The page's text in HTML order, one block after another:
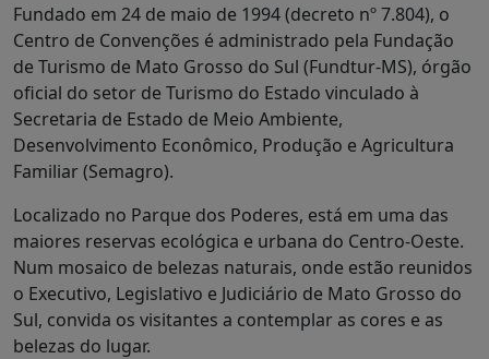
Fundado em 24 de maio de 1994 (decreto nº 7.804), o
Centro de Convenções é administrado pela Fundação
de Turismo de Mato Grosso do Sul (Fundtur-MS), órgão
oficial do setor de Turismo do Estado vinculado à
Secretaria de Estado de Meio Ambiente,
Desenvolvimento Econômico, Produção e Agricultura
Familiar (Semagro).
Localizado no Parque dos Poderes, está em uma das
maiores reservas ecológica e urbana do Centro-Oeste.
Num mosaico de belezas naturais, onde estão reunidos
o Executivo, Legislativo e Judiciário de Mato Grosso do
Sul, convida os visitantes a contemplar as cores e as
belezas do lugar.